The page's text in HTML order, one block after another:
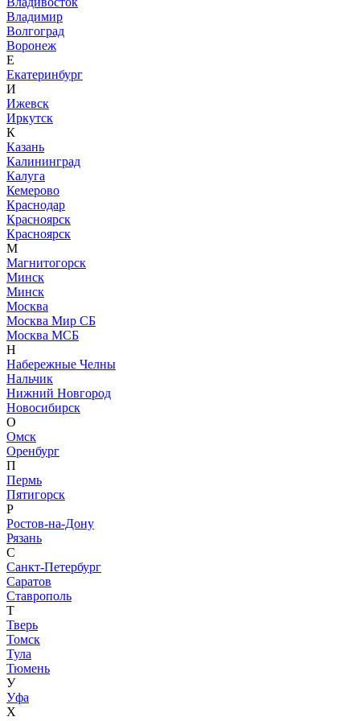
Владимир
Волгоград
Воронеж
Е
Екатеринбург
И
Ижевск
Иркутск
К
Казань
Калининград
Калуга
Кемерово
Краснодар
Красноярск
Красноярск
М
Магнитогорск
Минск
Минск
Москва
Москва Мир СБ
Москва МСБ
Н
Набережные Челны
Нальчик
Нижний Новгород
Новосибирск
О
Омск
Оренбург
П
Пермь
Пятигорск
Р
Ростов-на-Дону
Рязань
С
Санкт-Петербург
Саратов
Ставрополь
Т
Тверь
Томск
Тула
Тюмень
У
Уфа
Х